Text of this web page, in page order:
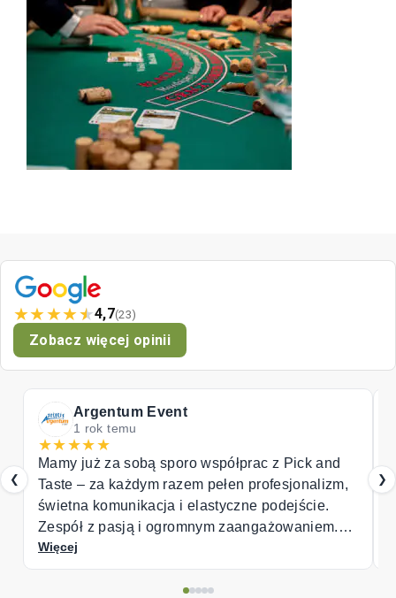
★★★★★4,7(23)
Zobacz więcej opinii
❮
z Pick and
profesjonalizm,
podejście.
Good and helpful service
❯